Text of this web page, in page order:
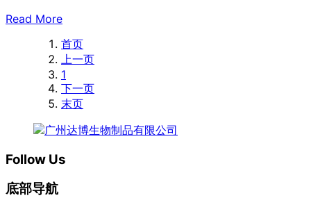
Read More
首页
上一页
1
下一页
末页
Follow Us
底部导航